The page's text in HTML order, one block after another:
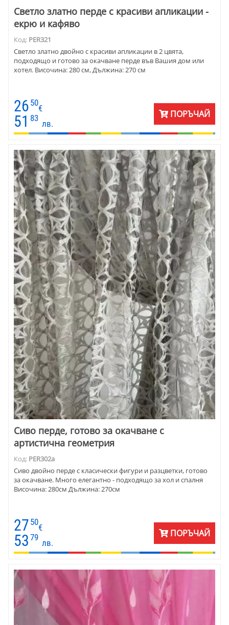
Светло златно перде с красиви апликации -
екрю и кафяво
Код: PER321
Светло златно двойно с красиви апликации в 2 цвята,
подходящо и готово за окачване перде във Вашия дом или
хотел. Височина: 280 см, Дължина: 270 см
26 50
€
51 83
лв.
ПОРЪЧАЙ
Сиво перде, готово за окачване с
артистична геометрия
Код: PER302a
Сиво двойно перде с класически фигури и разцветки, готово
за окачване. Много елегантно - подходящо за хол и спалня
Височина: 280см Дължина: 270см
27 50
€
53 79
лв.
ПОРЪЧАЙ